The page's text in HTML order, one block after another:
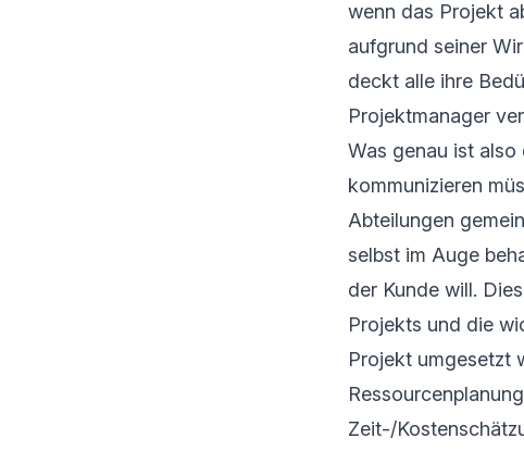
wenn das Projekt
aufgrund seiner
deckt alle ihre
Projektmanager
Was genau ist also
kommunizieren
Abteilungen
selbst im Auge
der Kunde will.
Projekts und die
Projekt umgesetzt
Ressourcenplanung
Zeit-/